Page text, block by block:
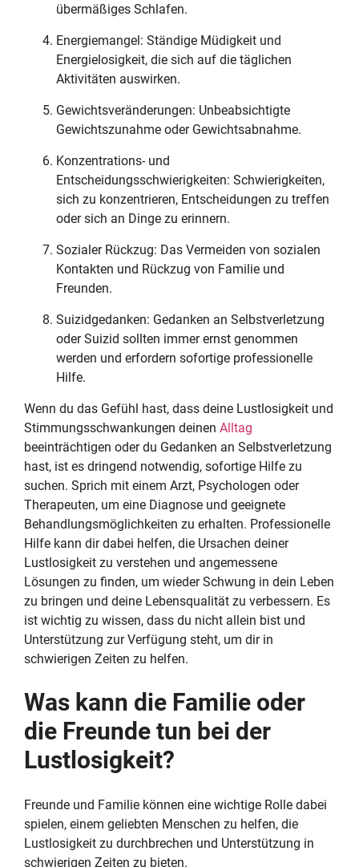
übermäßiges Schlafen.
Energiemangel: Ständige Müdigkeit und
Energielosigkeit, die sich auf die täglichen
Aktivitäten auswirken.
Gewichtsveränderungen: Unbeabsichtigte
Gewichtszunahme oder Gewichtsabnahme.
Konzentrations- und
Entscheidungsschwierigkeiten: Schwierigkeiten,
sich zu konzentrieren, Entscheidungen zu treffen
oder sich an Dinge zu erinnern.
Sozialer Rückzug: Das Vermeiden von sozialen
Kontakten und Rückzug von Familie und
Freunden.
Suizidgedanken: Gedanken an Selbstverletzung
oder Suizid sollten immer ernst genommen
werden und erfordern sofortige professionelle
Hilfe.
Wenn du das Gefühl hast, dass deine Lustlosigkeit und
Stimmungsschwankungen deinen Alltag
beeinträchtigen oder du Gedanken an Selbstverletzung
hast, ist es dringend notwendig, sofortige Hilfe zu
suchen. Sprich mit einem Arzt, Psychologen oder
Therapeuten, um eine Diagnose und geeignete
Behandlungsmöglichkeiten zu erhalten. Professionelle
Hilfe kann dir dabei helfen, die Ursachen deiner
Lustlosigkeit zu verstehen und angemessene
Lösungen zu finden, um wieder Schwung in dein Leben
zu bringen und deine Lebensqualität zu verbessern. Es
ist wichtig zu wissen, dass du nicht allein bist und
Unterstützung zur Verfügung steht, um dir in
schwierigen Zeiten zu helfen.
Was kann die Familie oder
die Freunde tun bei der
Lustlosigkeit?
Freunde und Familie können eine wichtige Rolle dabei
spielen, einem geliebten Menschen zu helfen, die
Lustlosigkeit zu durchbrechen und Unterstützung in
schwierigen Zeiten zu bieten.